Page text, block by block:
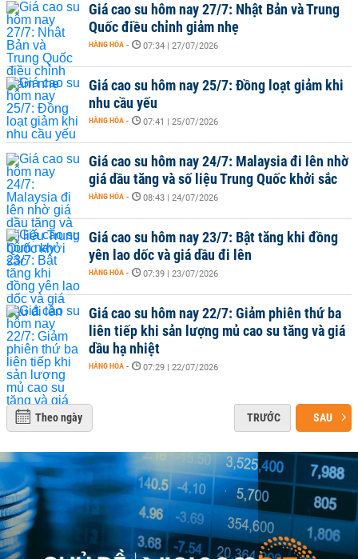
Giá cao su hôm nay 27/7: Nhật Bản và Trung
Quốc điều chỉnh giảm nhẹ
HÀNG HÓA - 07:34 | 27/07/2026
Giá cao su hôm nay 25/7: Đồng loạt giảm khi
nhu cầu yếu
HÀNG HÓA - 07:41 | 25/07/2026
Giá cao su hôm nay 24/7: Malaysia đi lên nhờ
giá dầu tăng và số liệu Trung Quốc khởi sắc
HÀNG HÓA - 08:43 | 24/07/2026
Giá cao su hôm nay 23/7: Bật tăng khi đồng
yên lao dốc và giá dầu đi lên
HÀNG HÓA - 07:39 | 23/07/2026
Giá cao su hôm nay 22/7: Giảm phiên thứ ba
liên tiếp khi sản lượng mủ cao su tăng và giá
dầu hạ nhiệt
HÀNG HÓA - 07:29 | 22/07/2026
Theo ngày TRƯỚC SAU